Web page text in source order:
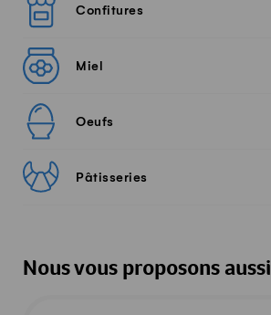
Confitures
Miel
Oeufs
Pâtisseries
Nous vous proposons aussi